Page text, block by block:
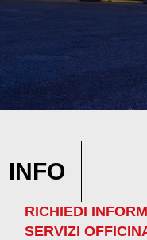
INFO
RICHIEDI
SERVIZI